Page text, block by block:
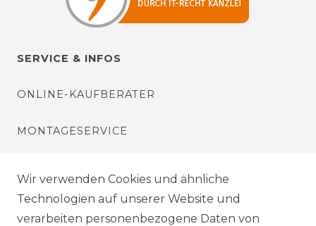
SERVICE & INFOS
ONLINE-KAUFBERATER
MONTAGESERVICE
BEZAHLUNG
Wir verwenden Cookies und ähnliche
Technologien auf unserer Website und
verarbeiten personenbezogene Daten von